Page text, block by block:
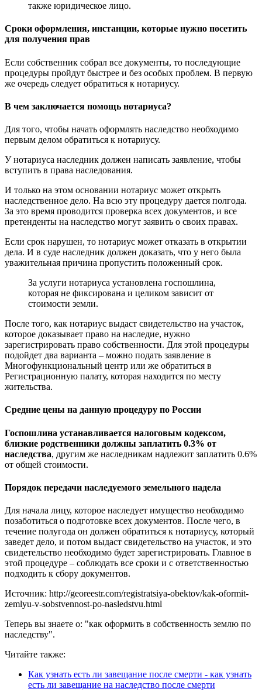
также юридическое лицо.
Сроки оформления, инстанции, которые нужно посетить
для получения прав
Если собственник собрал все документы, то последующие
процедуры пройдут быстрее и без особых проблем. В первую
же очередь следует обратиться к нотариусу.
В чем заключается помощь нотариуса?
Для того, чтобы начать оформлять наследство необходимо
первым делом обратиться к нотариусу.
У нотариуса наследник должен написать заявление, чтобы
вступить в права наследования.
И только на этом основании нотариус может открыть
наследственное дело. На всю эту процедуру дается полгода.
За это время проводится проверка всех документов, и все
претенденты на наследство могут заявить о своих правах.
Если срок нарушен, то нотариус может отказать в открытии
дела. И в суде наследник должен доказать, что у него была
уважительная причина пропустить положенный срок.
За услуги нотариуса установлена госпошлина,
которая не фиксирована и целиком зависит от
стоимости земли.
После того, как нотариус выдаст свидетельство на участок,
которое доказывает право на наследие, нужно
зарегистрировать право собственности. Для этой процедуры
подойдет два варианта – можно подать заявление в
Многофункциональный центр или же обратиться в
Регистрационную палату, которая находится по месту
жительства.
Средние цены на данную процедуру по России
Госпошлина устанавливается налоговым кодексом,
близкие родственники должны заплатить 0.3% от
наследства, другим же наследникам надлежит заплатить 0.6%
от общей стоимости.
Порядок передачи наследуемого земельного надела
Для начала лицу, которое наследует имущество необходимо
позаботиться о подготовке всех документов. После чего, в
течение полугода он должен обратиться к нотариусу, который
заведет дело, и потом выдаст свидетельство на участок, и это
свидетельство необходимо будет зарегистрировать. Главное в
этой процедуре – соблюдать все сроки и с ответственностью
подходить к сбору документов.
Источник: http://georeestr.com/registratsiya-obektov/kak-oformit-
zemlyu-v-sobstvennost-po-nasledstvu.html
Теперь вы знаете о: "как оформить в собственность землю по
наследству".
Читайте также:
Как узнать есть ли завещание после смерти - как узнать
есть ли завещание на наследство после смерти